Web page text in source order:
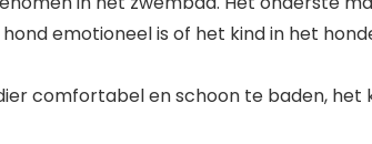
emotioneel is of het kind in het
comfortabel en schoon te baden, het